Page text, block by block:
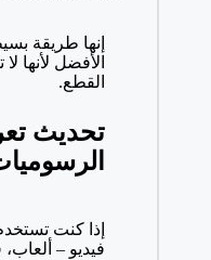
إنها طريقة
الأفضل لأنها
القطع.
تحديث
إذا كنت
فيديو –